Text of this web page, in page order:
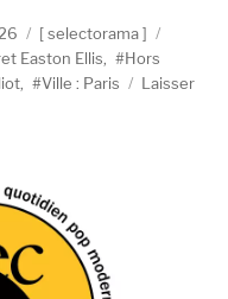
Catégories
selectorama
Easton Ellis,
Hors
, Ville : Paris
Laisser